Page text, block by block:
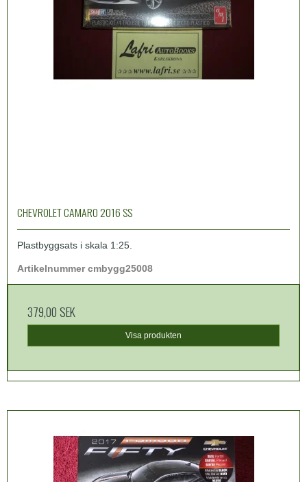
CHEVROLET CAMARO 2016 SS
Plastbyggsats i skala 1:25.
Artikelnummer cmbygg25008
379,00 SEK
Visa produkten